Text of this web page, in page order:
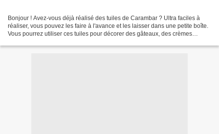
Bonjour ! Avez-vous déjà réalisé des tuiles de Carambar ? Ultra faciles à
réaliser, vous pouvez les faire à l'avance et les laisser dans une petite boîte.
Vous pourrez utiliser ces tuiles pour décorer des gâteaux, des crèmes